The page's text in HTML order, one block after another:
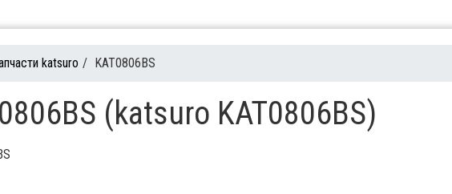
katsuro / KAT0806BS
(katsuro KAT0806BS)